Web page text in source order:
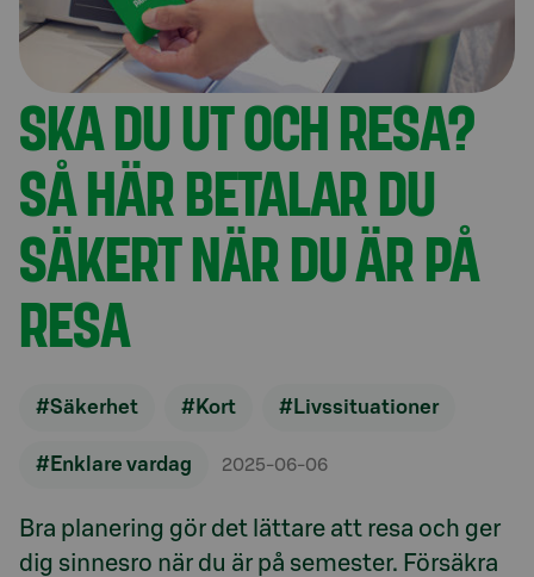
SKA DU UT OCH RESA?
SÅ HÄR BETALAR DU
SÄKERT NÄR DU ÄR PÅ
RESA
#Säkerhet #Kort #Livssituationer
#Enklare vardag 2025-06-06
Bra planering gör det lättare att resa och ger
dig sinnesro när du är på semester. Försäkra